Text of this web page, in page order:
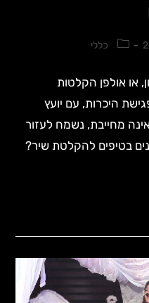
כללי
או אולפן הקלטות
היכרות, עם יועץ
מחייבת, נשמח לעזור
בטיפים להקלטת שיר?